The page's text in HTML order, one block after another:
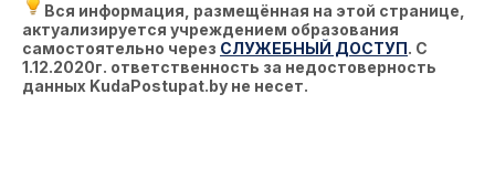
Вся информация, размещённая на этой странице,
актуализируется учреждением образования
самостоятельно через СЛУЖЕБНЫЙ ДОСТУП. С
1.12.2020г. ответственность за недостоверность
данных KudaPostupat.by не несет.